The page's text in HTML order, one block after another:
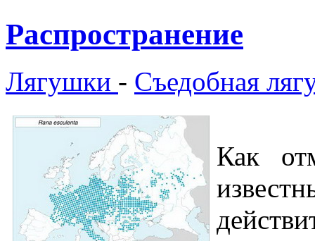
Распространение
Лягушки - Съедобная
Как